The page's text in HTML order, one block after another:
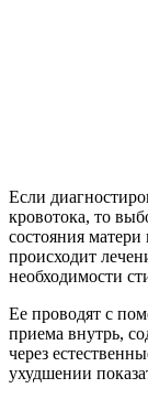
Если
кровотока, то
состояния
происходит
необходимости
Ее проводят с
приема внутрь,
через
ухудшении